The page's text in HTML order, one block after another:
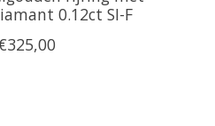
0.12ct SI-F